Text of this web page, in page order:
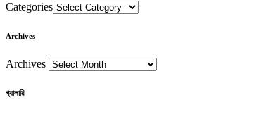
Categories
Archives
Archives
গ্যালারি